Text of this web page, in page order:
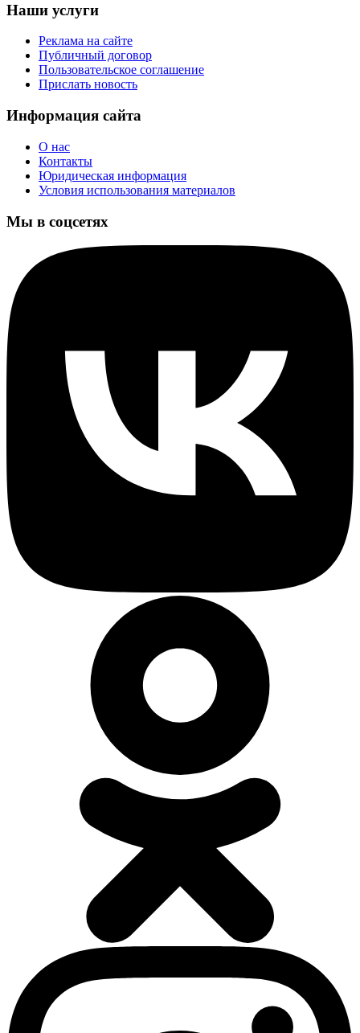
Наши услуги
Реклама на сайте
Публичный договор
Пользовательское соглашение
Прислать новость
Информация сайта
О нас
Контакты
Юридическая информация
Условия использования материалов
Мы в соцсетях